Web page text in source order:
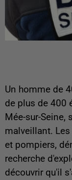
Un homme de
de plus de 400
Mée-sur-Seine,
malveillant.
et pompiers,
recherche
découvrir qu'il